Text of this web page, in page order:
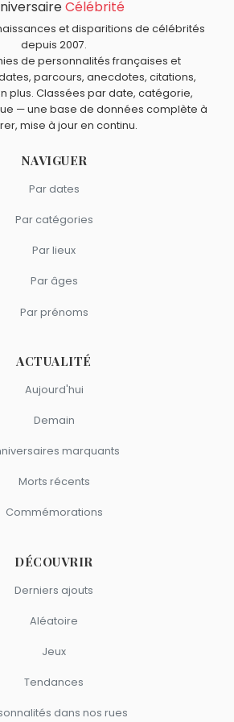
Baroin,Jean Castex
nés en 1965.
politiques français sont du signe
Le Roux ?
Maximilien de Robespierre
Guy
etJean Lassallesont du
Célébrité
et disparitions de célébrités
depuis 2007.
de personnalités françaises et
parcours, anecdotes, citations,
plus. Classées par date, catégorie,
— une base de données complète à
mise à jour en continu.
NAVIGUER
Par dates
Par catégories
Par lieux
Par âges
Par prénoms
ACTUALITÉ
Aujourd'hui
Demain
marquants
Morts récents
Commémorations
DÉCOUVRIR
Derniers ajouts
Aléatoire
Jeux
Tendances
dans nos rues